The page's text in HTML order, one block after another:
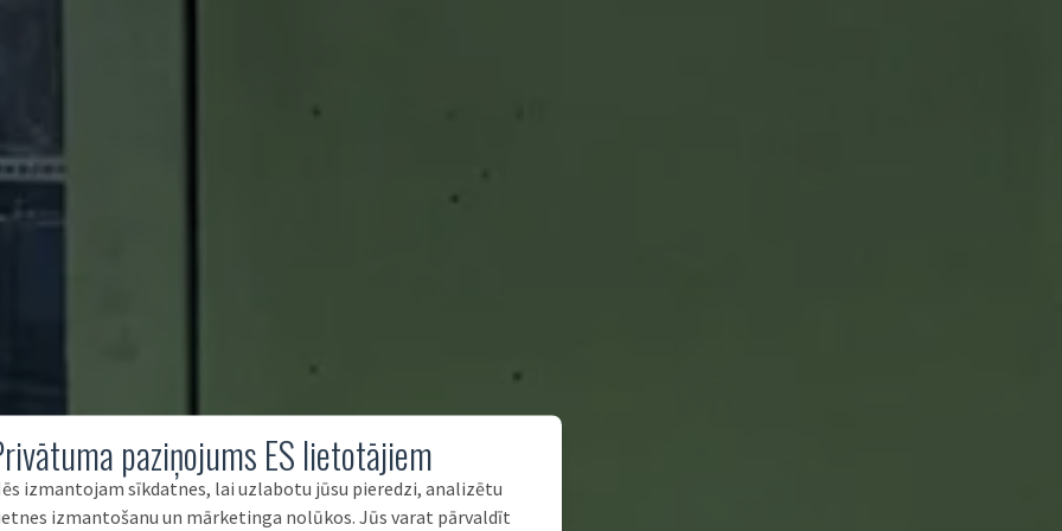
paziņojums ES lietotājiem
izmantojam sīkdatnes, lai uzlabotu jūsu pieredzi, analizētu
izmantošanu un mārketinga nolūkos. Jūs varat pārvaldīt